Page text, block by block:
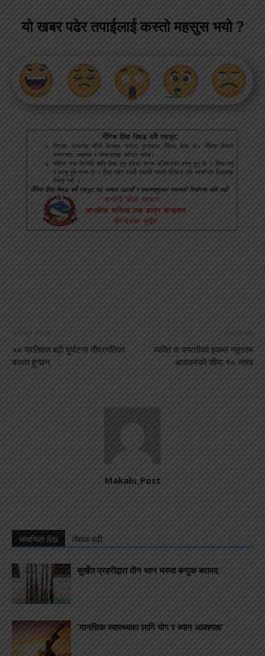
यो खबर पढेर तपाईलाई कस्तो महसुस भयो ?
अघिल्लो लेखमा
५० प्रतिशत बढी दुर्घटना तीव्रगतिका
कारण हुन्छन्
अर्को लेखमा
व्यक्ति वा दम्पत्तीको हकमा न्यूनतम
आयकरको सीमा १० लाख
Makalu_Post
सम्बन्धित लेख लेखक बढी
सुर्खेत प्रहरीद्वारा तीन थान भरुवा बन्दुक बरामद
‘मानसिक स्वास्थ्यका लागि योग र ध्यान आवश्यक’